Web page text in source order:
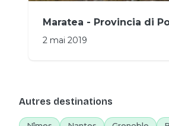
Maratea - Provincia di
2 mai 2019
Autres destinations